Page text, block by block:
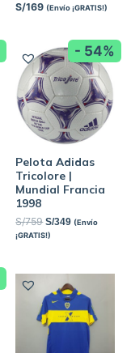
S/169 (Envío ¡GRATIS!)
- 54%
Pelota Adidas
Tricolore |
Mundial Francia
1998
S/759 S/349 (Envío
¡GRATIS!)